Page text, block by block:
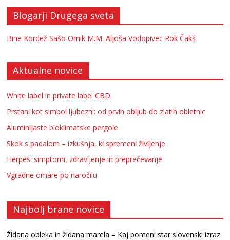
Blogarji Drugega sveta
Bine Kordež Sašo Ornik M.M. Aljoša Vodopivec Rok Čakš
Aktualne novice
White label in private label CBD
Prstani kot simbol ljubezni: od prvih obljub do zlatih obletnic
Aluminijaste bioklimatske pergole
Skok s padalom – izkušnja, ki spremeni življenje
Herpes: simptomi, zdravljenje in preprečevanje
Vgradne omare po naročilu
Najbolj brane novice
Židana obleka in židana marela – Kaj pomeni star slovenski izraz